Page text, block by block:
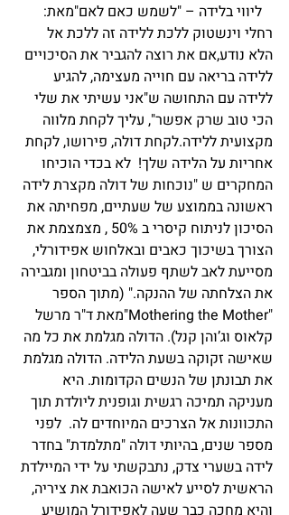
   ליווי בלידה – "לשמש כאם לאם"מאת:
רחלי וינשטוק ללכת ללידה זה ללכת אל
הלא נודע,אם את רוצה להגביר את הסיכויים
ללידה בריאה עם חוייה מעצימה, להגיע
ללידה עם התחושה ש"אני עשיתי את שלי
הכי טוב שרק אפשר", עליך לקחת מלווה
מקצועית ללידה.לקחת דולה, פירושו, לקחת
אחריות על הלידה שלך!  לא בכדי הוכיחו
המחקרים ש "נוכחות של דולה מקצרת לידה
ראשונה בממוצע של שעתיים, מפחיתה את
הסיכון לניתוח קיסרי ב 50% , מצמצמת את
הצורך בשיכוך כאבים ובאלחוש אפידורלי,
מסייעת לאב לשתף פעולה בביטחון ומגבירה
את הצלחתה של ההנקה." (מתוך הספר
"Mothering the Mother"מאת ד"ר מרשל
קלאוס וג’והן קנל). הדולה מגלמת את כל מה
שאישה זקוקה בשעת הלידה. הדולה מגלמת
את תבונתן של הנשים הקדומות. היא
מעניקה תמיכה רגשית וגופנית ליולדת תוך
התכוונות אל הצרכים המיוחדים לה.  לפני
מספר שנים, בהיותי דולה "מתלמדת" בחדר
לידה בשערי צדק, נתבקשתי על ידי המיילדת
הראשית לסייע לאישה הכואבת את ציריה,
והיא מחכה כבר שעה לאפידורל המושיע